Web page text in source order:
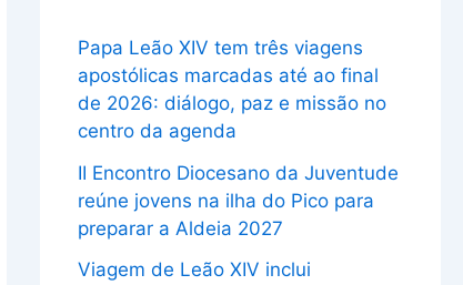
Papa Leão XIV tem três viagens
apostólicas marcadas até ao final
de 2026: diálogo, paz e missão no
centro da agenda
II Encontro Diocesano da Juventude
reúne jovens na ilha do Pico para
preparar a Aldeia 2027
Viagem de Leão XIV inclui